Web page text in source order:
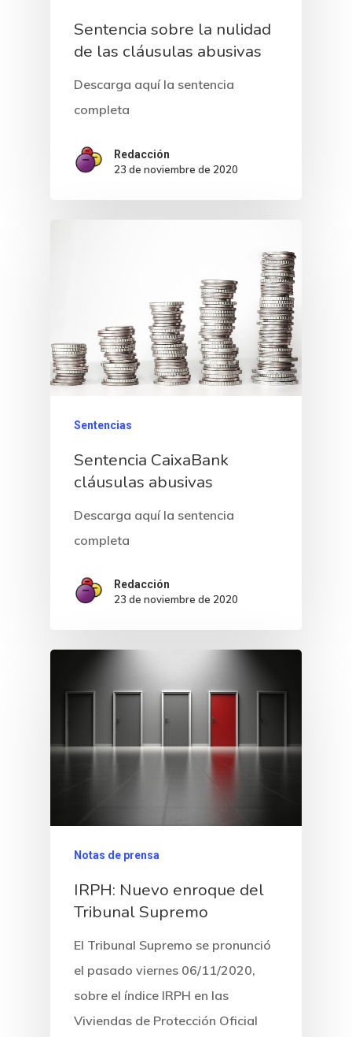
Sentencia sobre la nulidad
de las cláusulas abusivas
Descarga aquí la sentencia
completa
Redacción
23 de noviembre de 2020
Sentencias
Sentencia CaixaBank
cláusulas abusivas
Descarga aquí la sentencia
completa
Redacción
23 de noviembre de 2020
Notas de prensa
IRPH: Nuevo enroque del
Tribunal Supremo
El Tribunal Supremo se pronunció
el pasado viernes 06/11/2020,
sobre el índice IRPH en las
Viviendas de Protección Oficial
Inicio
Noticias
Revista
Café Jurídico
Colabora
¿Quiénes